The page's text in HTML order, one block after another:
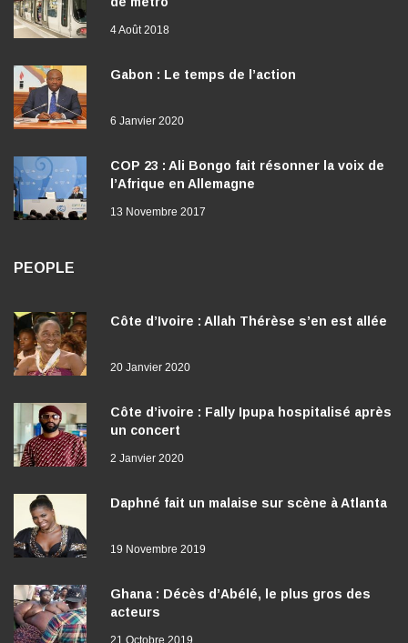
4 Août 2018
Gabon : Le temps de l’action
6 Janvier 2020
COP 23 : Ali Bongo fait résonner la voix de
l’Afrique en Allemagne
13 Novembre 2017
PEOPLE
Côte d’Ivoire : Allah Thérèse s’en est allée
20 Janvier 2020
Côte d’ivoire : Fally Ipupa hospitalisé après
un concert
2 Janvier 2020
Daphné fait un malaise sur scène à Atlanta
19 Novembre 2019
Ghana : Décès d’Abélé, le plus gros des
acteurs
21 Octobre 2019